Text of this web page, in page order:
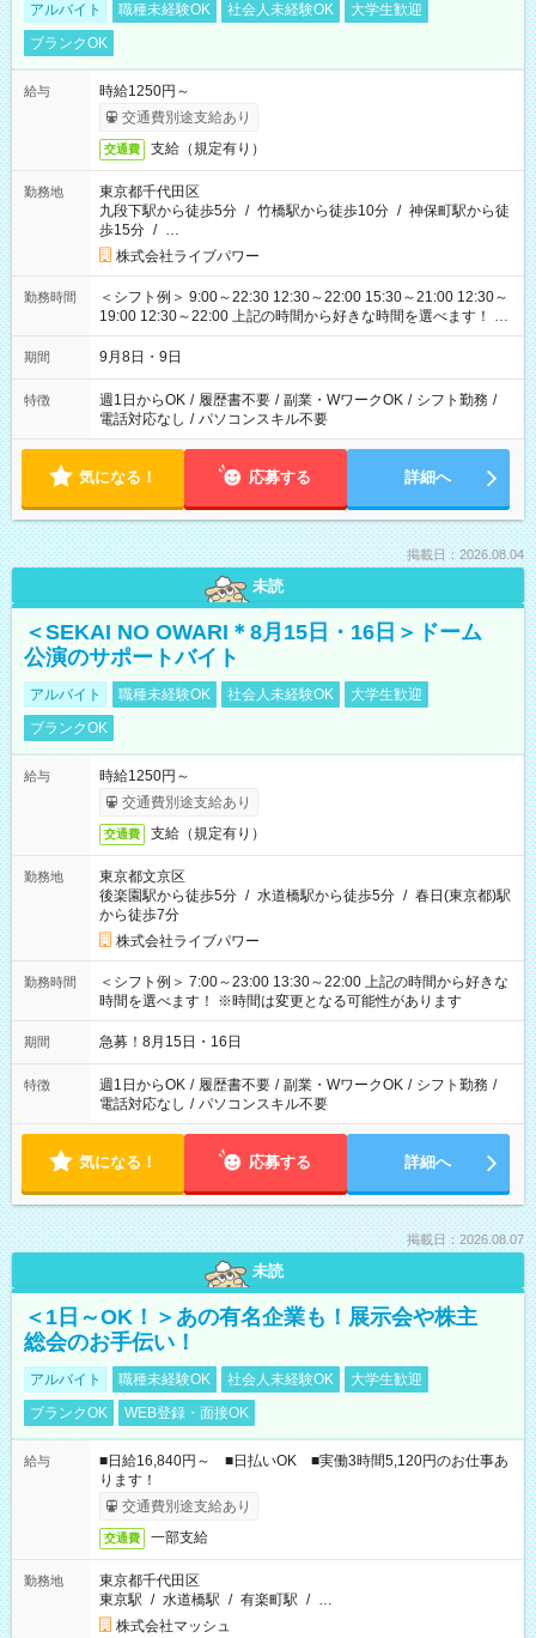
アルバイト 職種未経験OK 社会人未経験OK
大学生歓迎
ブランクOK
給与
時給1250円～
交通費別途支給あり
交通費 支給（規定有り）
勤務地
東京都千代田区
九段下駅から徒歩5分 / 竹橋駅から徒歩10分 / 神保町駅から徒
歩15分 / …
株式会社ライブパワー
勤務時間
＜シフト例＞ 9:00～22:30 12:30～22:00 15:30～21:00 12:30～
19:00 12:30～22:00 上記の時間から好きな時間を選べます！ ※
時間は変更となる可能性があります
期間 9月8日・9日
特徴 週1日からOK / 履歴書不要 / 副業・WワークOK / シフト勤務 /
電話対応なし / パソコンスキル不要
気になる！ 応募する 詳細へ
掲載日：2026.08.04
未読
＜SEKAI NO OWARI＊8月15日・16日＞ドーム
公演のサポートバイト
アルバイト 職種未経験OK 社会人未経験OK
大学生歓迎
ブランクOK
給与
時給1250円～
交通費別途支給あり
交通費 支給（規定有り）
勤務地
東京都文京区
後楽園駅から徒歩5分 / 水道橋駅から徒歩5分 / 春日(東京都)駅
から徒歩7分
株式会社ライブパワー
勤務時間
＜シフト例＞ 7:00～23:00 13:30～22:00 上記の時間から好きな
時間を選べます！ ※時間は変更となる可能性があります
期間 急募！8月15日・16日
特徴 週1日からOK / 履歴書不要 / 副業・WワークOK / シフト勤務 /
電話対応なし / パソコンスキル不要
気になる！ 応募する 詳細へ
掲載日：2026.08.07
未読
＜1日～OK！＞あの有名企業も！展示会や株主
総会のお手伝い！
アルバイト 職種未経験OK 社会人未経験OK
大学生歓迎
ブランクOK
WEB登録・面接OK
給与
■日給16,840円～ ■日払いOK ■実働3時間5,120円のお仕事あ
ります！
交通費別途支給あり
交通費 一部支給
勤務地
東京都千代田区
東京駅 / 水道橋駅 / 有楽町駅 / …
株式会社マッシュ